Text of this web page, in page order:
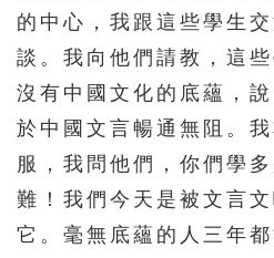
的中心，我跟這些學生
談。我向他們請教，這
沒有中國文化的底蘊，
於中國文言暢通無阻。
服，我問他們，你們學
難！我們今天是被文言
它。毫無底蘊的人三年